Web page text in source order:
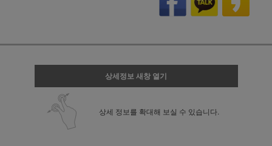
상세정보 새창 열기
상세 정보를 확대해 보실 수 있습니다.